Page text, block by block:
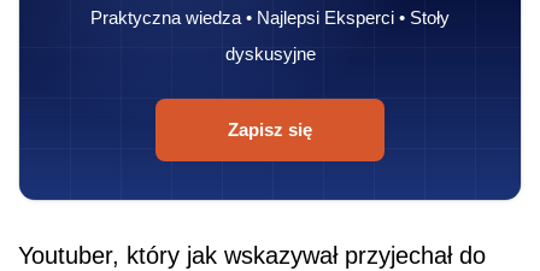
Praktyczna wiedza • Najlepsi Eksperci • Stoły
dyskusyjne
Zapisz się
Youtuber, który jak wskazywał przyjechał do